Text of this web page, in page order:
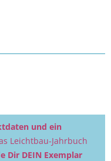
und ein
Leichtbau-Jahrbuch
Dir DEIN Exemplar